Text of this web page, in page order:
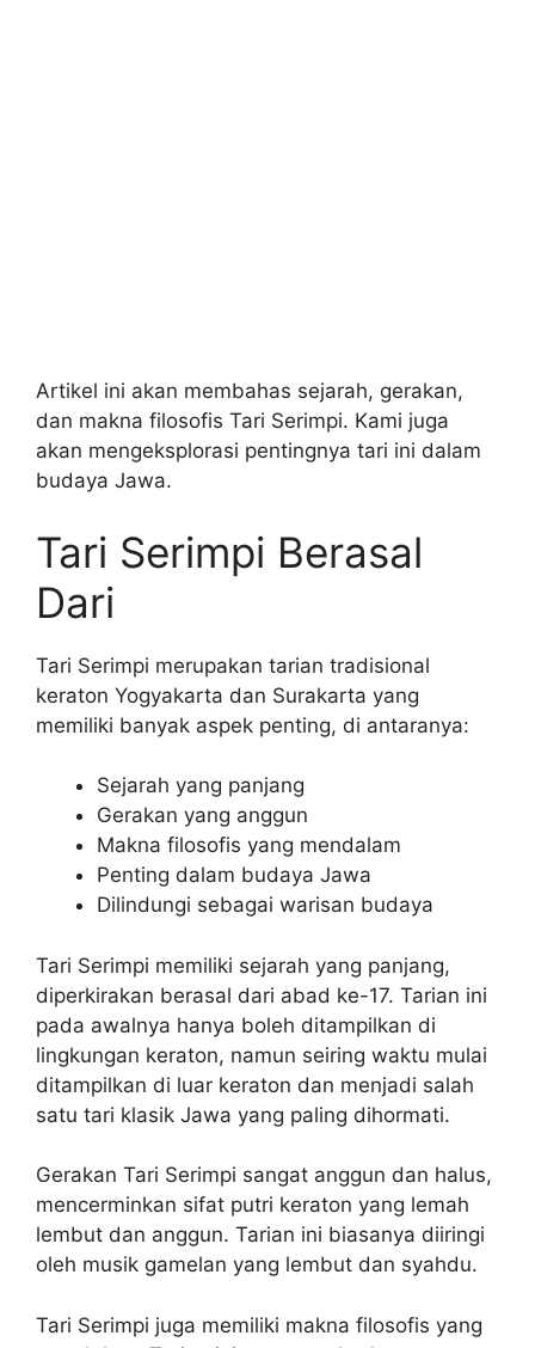
Artikel ini akan membahas sejarah, gerakan,
dan makna filosofis Tari Serimpi. Kami juga
akan mengeksplorasi pentingnya tari ini dalam
budaya Jawa.
Tari Serimpi Berasal
Dari
Tari Serimpi merupakan tarian tradisional
keraton Yogyakarta dan Surakarta yang
memiliki banyak aspek penting, di antaranya:
Sejarah yang panjang
Gerakan yang anggun
Makna filosofis yang mendalam
Penting dalam budaya Jawa
Dilindungi sebagai warisan budaya
Tari Serimpi memiliki sejarah yang panjang,
diperkirakan berasal dari abad ke-17. Tarian ini
pada awalnya hanya boleh ditampilkan di
lingkungan keraton, namun seiring waktu mulai
ditampilkan di luar keraton dan menjadi salah
satu tari klasik Jawa yang paling dihormati.
Gerakan Tari Serimpi sangat anggun dan halus,
mencerminkan sifat putri keraton yang lemah
lembut dan anggun. Tarian ini biasanya diiringi
oleh musik gamelan yang lembut dan syahdu.
Tari Serimpi juga memiliki makna filosofis yang